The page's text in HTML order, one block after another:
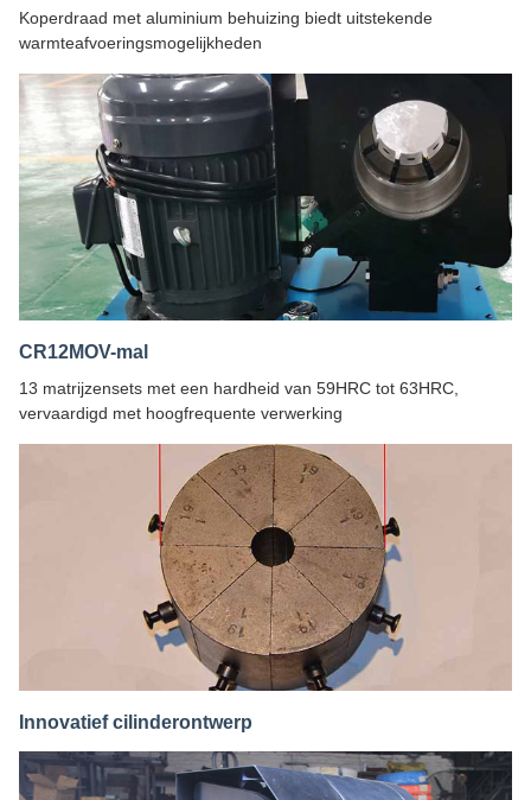
Koperdraad met aluminium behuizing biedt uitstekende
warmteafvoeringsmogelijkheden
CR12MOV-mal
13 matrijzensets met een hardheid van 59HRC tot 63HRC,
vervaardigd met hoogfrequente verwerking
Innovatief cilinderontwerp